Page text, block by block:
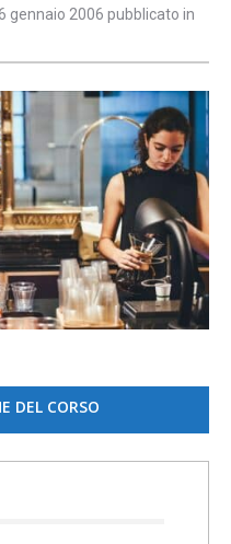
gennaio 2006 pubblicato in
DEL CORSO